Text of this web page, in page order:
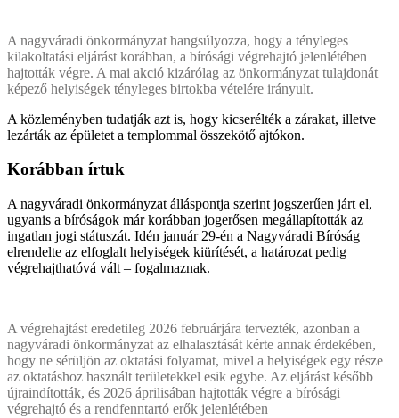
A nagyváradi önkormányzat hangsúlyozza, hogy a tényleges
kilakoltatási eljárást korábban, a bírósági végrehajtó jelenlétében
hajtották végre. A mai akció kizárólag az önkormányzat tulajdonát
képező helyiségek tényleges birtokba vételére irányult.
A közleményben tudatják azt is, hogy kicserélték a zárakat, illetve
lezárták az épületet a templommal összekötő ajtókon.
Korábban írtuk
A nagyváradi önkormányzat álláspontja szerint jogszerűen járt el,
ugyanis a bíróságok már korábban jogerősen megállapították az
ingatlan jogi státuszát. Idén január 29-én a Nagyváradi Bíróság
elrendelte az elfoglalt helyiségek kiürítését, a határozat pedig
végrehajthatóvá vált – fogalmaznak.
A végrehajtást eredetileg 2026 februárjára tervezték, azonban a
nagyváradi önkormányzat az elhalasztását kérte annak érdekében,
hogy ne sérüljön az oktatási folyamat, mivel a helyiségek egy része
az oktatáshoz használt területekkel esik egybe. Az eljárást később
újraindították, és 2026 áprilisában hajtották végre a bírósági
végrehajtó és a rendfenntartó erők jelenlétében